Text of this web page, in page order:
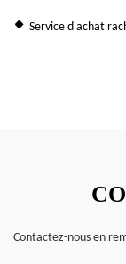
Service d'achat
Contactez-nous en